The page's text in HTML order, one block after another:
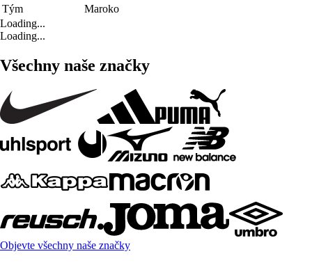
Tým
Maroko
Loading...
Loading...
Všechny naše značky
Objevte všechny naše značky